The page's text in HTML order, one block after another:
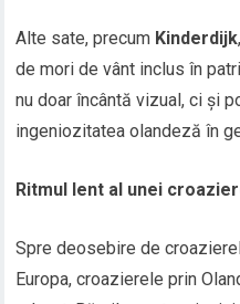
Alte sate, precum Kinderdijk
de mori de vânt inclus în
nu doar încântă vizual, ci și
ingeniozitatea olandeză în
Ritmul lent al unei
Spre deosebire de
Europa, croazierele prin